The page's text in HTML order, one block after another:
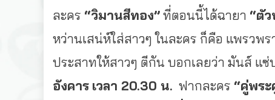
ละคร “วิมานสีทอง”ที่ตอนนี้ได้ฉายา “ตั
หว่านเสน่ห์ใส่สาวๆ ในละคร ก็คือ แพรว
ประสาทให้สาวๆ ตีกัน บอกเลยว่า มันส์ แซ่
อังคาร เวลา 20.30 น. ฟากละคร “คู่พระ